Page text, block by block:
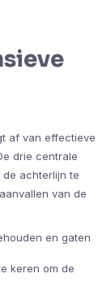
af van effectieve
drie centrale
achterlijn te
van de
en gaten
keren om de